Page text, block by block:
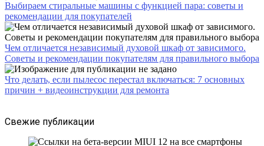
Выбираем стиральные машины с функцией пара: советы и
рекомендации для покупателей
Чем отличается независимый духовой шкаф от зависимого.
Советы и рекомендации покупателям для правильного выбора
Что делать, если пылесос перестал включаться: 7 основных
причин + видеоинструкции для ремонта
Свежие публикации